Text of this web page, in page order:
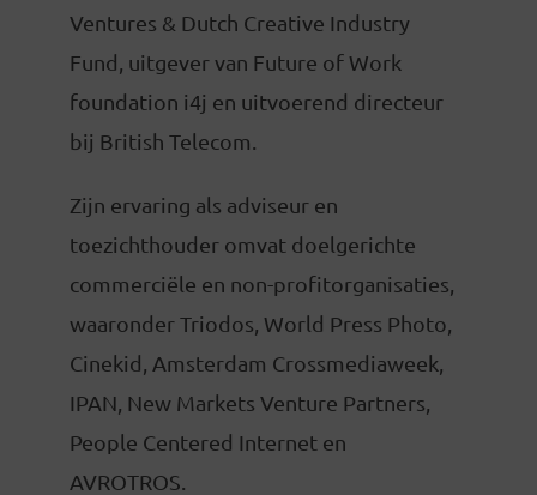
Ventures & Dutch Creative Industry
Fund, uitgever van Future of Work
foundation i4j en uitvoerend directeur
bij British Telecom.
Zijn ervaring als adviseur en
toezichthouder omvat doelgerichte
commerciële en non-profitorganisaties,
waaronder Triodos, World Press Photo,
Cinekid, Amsterdam Crossmediaweek,
IPAN, New Markets Venture Partners,
People Centered Internet en
AVROTROS.